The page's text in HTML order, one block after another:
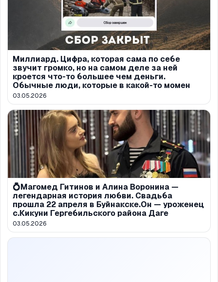
Миллиард. Цифра, которая сама по себе
звучит громко, но на самом деле за ней
кроется что-то большее чем деньги.
Обычные люди, которые в какой-то момен
03.05.2026
💍Магомед Гитинов и Алина Воронина —
легендарная история любви. Свадьба
прошла 22 апреля в Буйнакске.Он — уроженец
с.Кикуни Гергебильского района Даге
03.05.2026